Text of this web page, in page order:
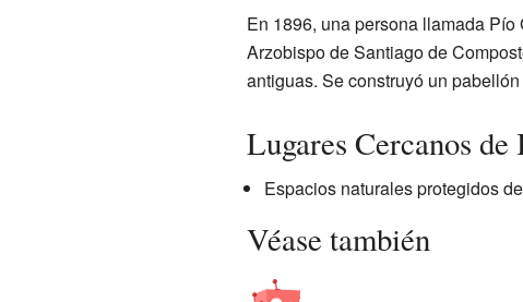
En 1896, una persona llamada
Arzobispo de Santiago de
antiguas. Se construyó un
Lugares Cercanos de
Espacios naturales protegidos
Véase también